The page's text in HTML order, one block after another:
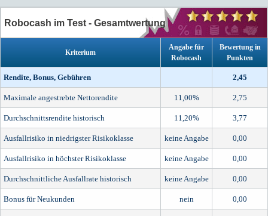
Robocash im Test - Gesamtwertung
Kriterium
Angabe für
Robocash
Bewertung in
Punkten
Rendite, Bonus, Gebühren 2,45
Maximale angestrebte Nettorendite 11,00% 2,75
Durchschnittsrendite historisch 11,20% 3,77
Ausfallrisiko in niedrigster Risikoklasse keine Angabe 0,00
Ausfallrisiko in höchster Risikoklasse keine Angabe 0,00
Durchschnittliche Ausfallrate historisch keine Angabe 0,00
Bonus für Neukunden nein 0,00